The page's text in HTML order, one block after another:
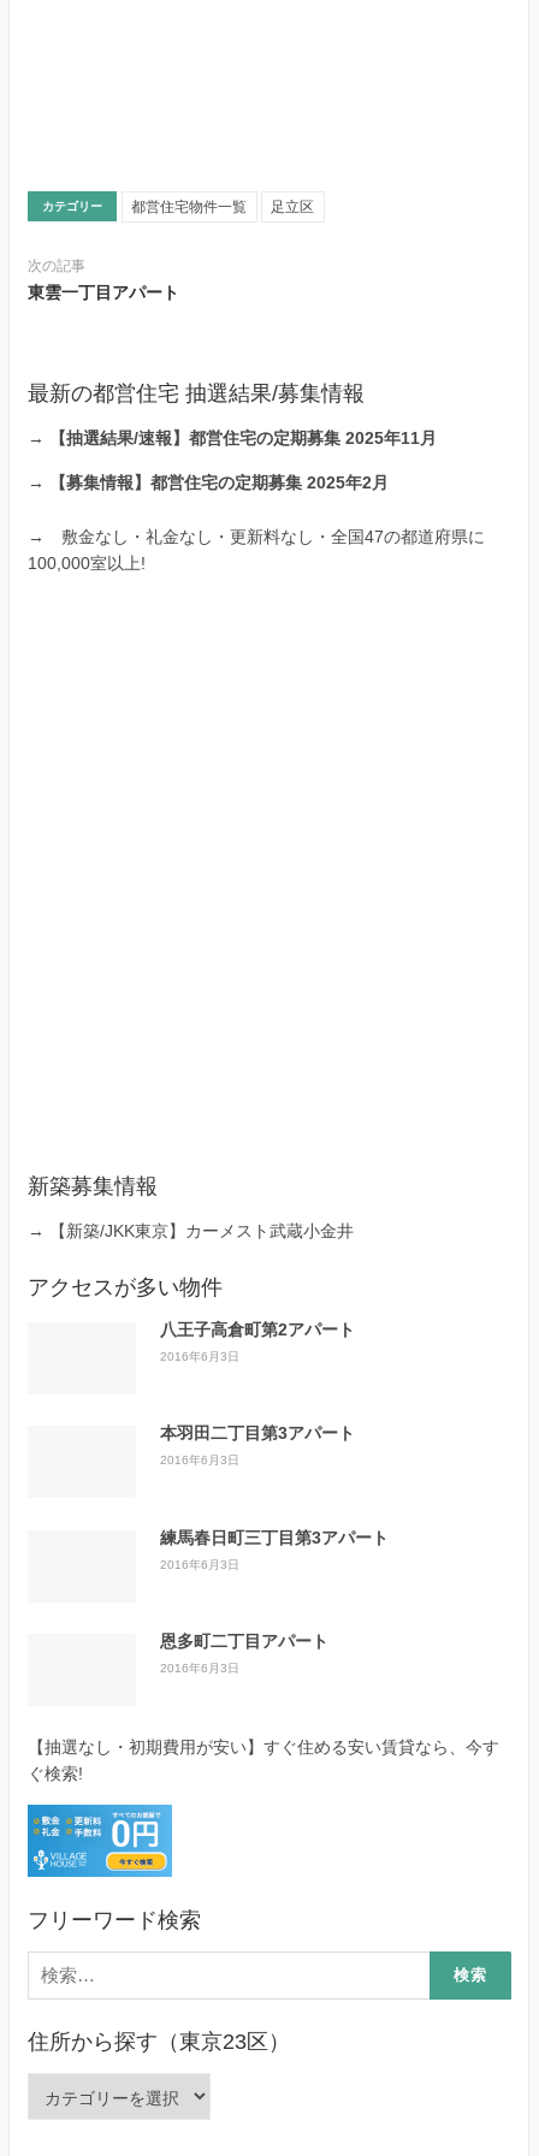
カテゴリー 都営住宅物件一覧 足立区
次の記事
東雲一丁目アパート
最新の都営住宅 抽選結果/募集情報
→ 【抽選結果/速報】都営住宅の定期募集 2025年11月
→ 【募集情報】都営住宅の定期募集 2025年2月
→ 敷金なし・礼金なし・更新料なし・全国47の都道府県に
100,000室以上!
新築募集情報
→ 【新築/JKK東京】カーメスト武蔵小金井
アクセスが多い物件
八王子高倉町第2アパート
2016年6月3日
本羽田二丁目第3アパート
2016年6月3日
練馬春日町三丁目第3アパート
2016年6月3日
恩多町二丁目アパート
2016年6月3日
【抽選なし・初期費用が安い】すぐ住める安い賃貸なら、今す
ぐ検索!
フリーワード検索
検
索:
住所から探す（東京23区）